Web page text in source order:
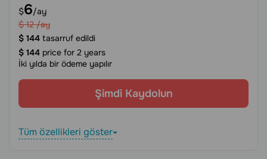
$6/ay
$12 /ay
$ 144 tasarruf edildi
$ 144 price for 2 years
İki yılda bir ödeme yapılır
Şimdi Kaydolun
Tüm özellikleri göster